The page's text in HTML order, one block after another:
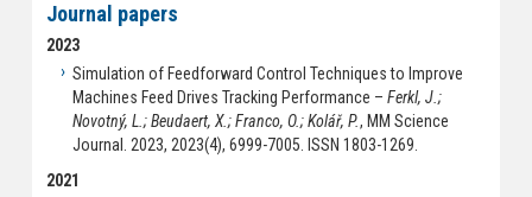
Journal papers
2023
Simulation of Feedforward Control Techniques to Improve
Machines Feed Drives Tracking Performance – Ferkl, J.;
Novotný, L.; Beudaert, X.; Franco, O.; Kolář, P., MM Science
Journal. 2023, 2023(4), 6999-7005. ISSN 1803-1269.
2021